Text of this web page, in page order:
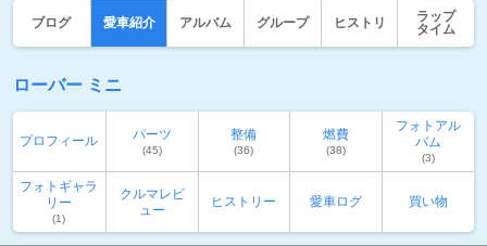
ブログ 愛車紹介 アルバム グループ ヒストリ
ラップ
タイム
ローバー ミニ
プロフィール パーツ
(45)
整備
(36)
燃費
(38)
フォトアル
バム
(3)
フォトギャラ
リー
(1)
クルマレビ
ュー
ヒストリー 愛車ログ 買い物